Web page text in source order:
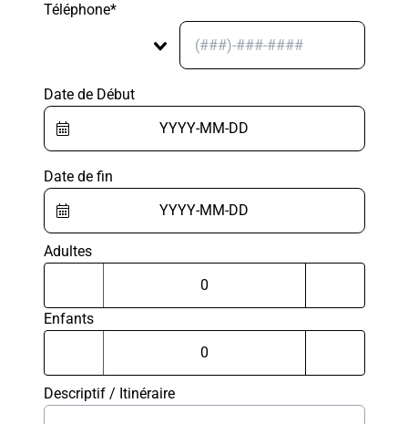
Téléphone*
Date de Début
Date de fin
Adultes
Enfants
Descriptif / Itinéraire